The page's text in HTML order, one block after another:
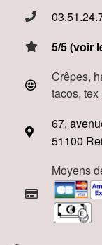
5/5 (voir
Crêpes,
tacos, tex
67,
51100
Moyens